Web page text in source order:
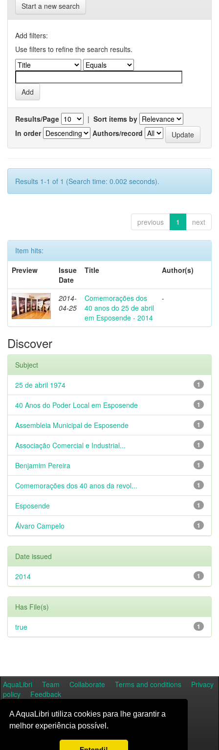
A AquaLibri utiliza cookies para lhe garantir a
melhor experiência possível.
Start a new search
Add filters:
Use filters to refine the search results.
Results/Page | Sort items by
In order
Authors/record
Results 1-1 of 1 (Search time: 0.002 seconds).
previous 1 next
Item hits:
Preview
Issue
Date
Title Author(s)
2014-
04-25
Comemorações dos
40 anos do 25 de abril
em Esposende - 2014
-
Discover
Subject
1
25 de abril 1974
1
40 Anos do Poder Local em Esposende
1
Assembleia Municipal de Esposende
1
Associação Comercial e Industrial...
1
Benjamim Pereira
1
Comemorações dos 40 anos da revol...
1
Esposende
1
Álvaro Campelo
Date issued
1
2014
Has File(s)
1
true
AquaLibri Team Collaborate Terms and conditions
Privacy
policy
Feedback